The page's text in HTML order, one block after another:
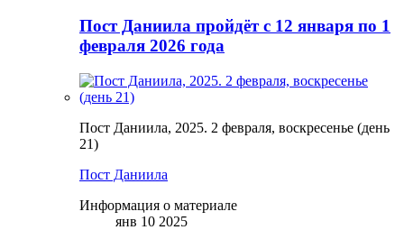
Пост Даниила пройдёт с 12 января по 1
февраля 2026 года
Пост Даниила, 2025. 2 февраля, воскресенье (день
21)
Пост Даниила
Информация о материале
янв 10 2025